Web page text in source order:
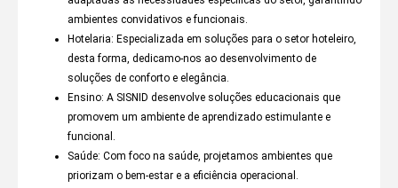
ambientes convidativos e funcionais.
Hotelaria: Especializada em soluções para o setor hoteleiro,
desta forma, dedicamo-nos ao desenvolvimento de
soluções de conforto e elegância.
Ensino: A SISNID desenvolve soluções educacionais que
promovem um ambiente de aprendizado estimulante e
funcional.
Saúde: Com foco na saúde, projetamos ambientes que
priorizam o bem-estar e a eficiência operacional.